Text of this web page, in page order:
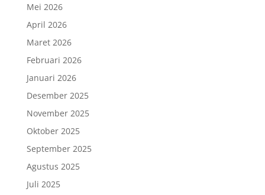
Mei 2026
April 2026
Maret 2026
Februari 2026
Januari 2026
Desember 2025
November 2025
Oktober 2025
September 2025
Agustus 2025
Juli 2025